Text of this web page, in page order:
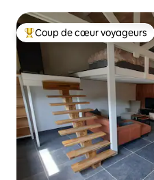
Coup de cœur voyageurs
Coup de cœur voyageurs